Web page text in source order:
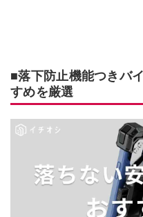
■落下防止機能つきバ
すめを厳選